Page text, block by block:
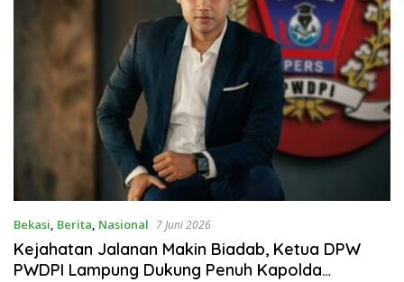
Bekasi, Berita, Nasional 7 Juni 2026
Kejahatan Jalanan Makin Biadab, Ketua DPW
PWDPI Lampung Dukung Penuh Kapolda